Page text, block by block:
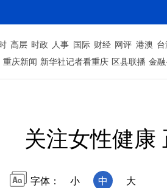
高层 时政 人事 国际 财经 网评 港澳
重庆新闻 新华社记者看重庆 区县联播 金融
关注女性健康
字体： 小 中 大